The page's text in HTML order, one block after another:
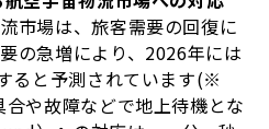
市場は、旅客需要の回復に
の急増により、2026年には
ると予測されています(※
や故障などで地上待機とな